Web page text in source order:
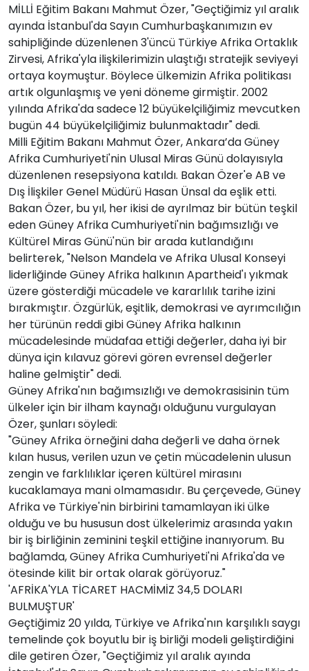
MİLLİ Eğitim Bakanı Mahmut Özer, "Geçtiğimiz yıl aralık
ayında İstanbul'da Sayın Cumhurbaşkanımızın ev
sahipliğinde düzenlenen 3'üncü Türkiye Afrika Ortaklık
Zirvesi, Afrika'yla ilişkilerimizin ulaştığı stratejik seviyeyi
ortaya koymuştur. Böylece ülkemizin Afrika politikası
artık olgunlaşmış ve yeni döneme girmiştir. 2002
yılında Afrika'da sadece 12 büyükelçiliğimiz mevcutken
bugün 44 büyükelçiliğimiz bulunmaktadır" dedi.
Milli Eğitim Bakanı Mahmut Özer, Ankara’da Güney
Afrika Cumhuriyeti'nin Ulusal Miras Günü dolayısıyla
düzenlenen resepsiyona katıldı. Bakan Özer'e AB ve
Dış İlişkiler Genel Müdürü Hasan Ünsal da eşlik etti.
Bakan Özer, bu yıl, her ikisi de ayrılmaz bir bütün teşkil
eden Güney Afrika Cumhuriyeti'nin bağımsızlığı ve
Kültürel Miras Günü'nün bir arada kutlandığını
belirterek, "Nelson Mandela ve Afrika Ulusal Konseyi
liderliğinde Güney Afrika halkının Apartheid'ı yıkmak
üzere gösterdiği mücadele ve kararlılık tarihe izini
bırakmıştır. Özgürlük, eşitlik, demokrasi ve ayrımcılığın
her türünün reddi gibi Güney Afrika halkının
mücadelesinde müdafaa ettiği değerler, daha iyi bir
dünya için kılavuz görevi gören evrensel değerler
haline gelmiştir" dedi.
Güney Afrika'nın bağımsızlığı ve demokrasisinin tüm
ülkeler için bir ilham kaynağı olduğunu vurgulayan
Özer, şunları söyledi:
"Güney Afrika örneğini daha değerli ve daha örnek
kılan husus, verilen uzun ve çetin mücadelenin ulusun
zengin ve farklılıklar içeren kültürel mirasını
kucaklamaya mani olmamasıdır. Bu çerçevede, Güney
Afrika ve Türkiye'nin birbirini tamamlayan iki ülke
olduğu ve bu hususun dost ülkelerimiz arasında yakın
bir iş birliğinin zeminini teşkil ettiğine inanıyorum. Bu
bağlamda, Güney Afrika Cumhuriyeti'ni Afrika'da ve
ötesinde kilit bir ortak olarak görüyoruz."
'AFRİKA'YLA TİCARET HACMİMİZ 34,5 DOLARI
BULMUŞTUR'
Geçtiğimiz 20 yılda, Türkiye ve Afrika'nın karşılıklı saygı
temelinde çok boyutlu bir iş birliği modeli geliştirdiğini
dile getiren Özer, "Geçtiğimiz yıl aralık ayında